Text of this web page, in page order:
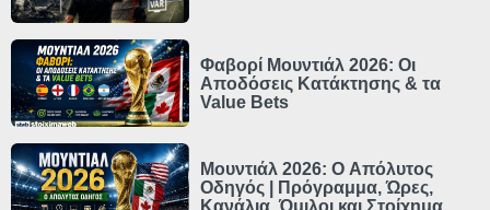
Φαβορί Μουντιάλ 2026: Οι
Αποδόσεις Κατάκτησης & τα
Value Bets
Μουντιάλ 2026: Ο Απόλυτος
Οδηγός | Πρόγραμμα, Ώρες,
Κανάλια, Όμιλοι και Στοίχημα